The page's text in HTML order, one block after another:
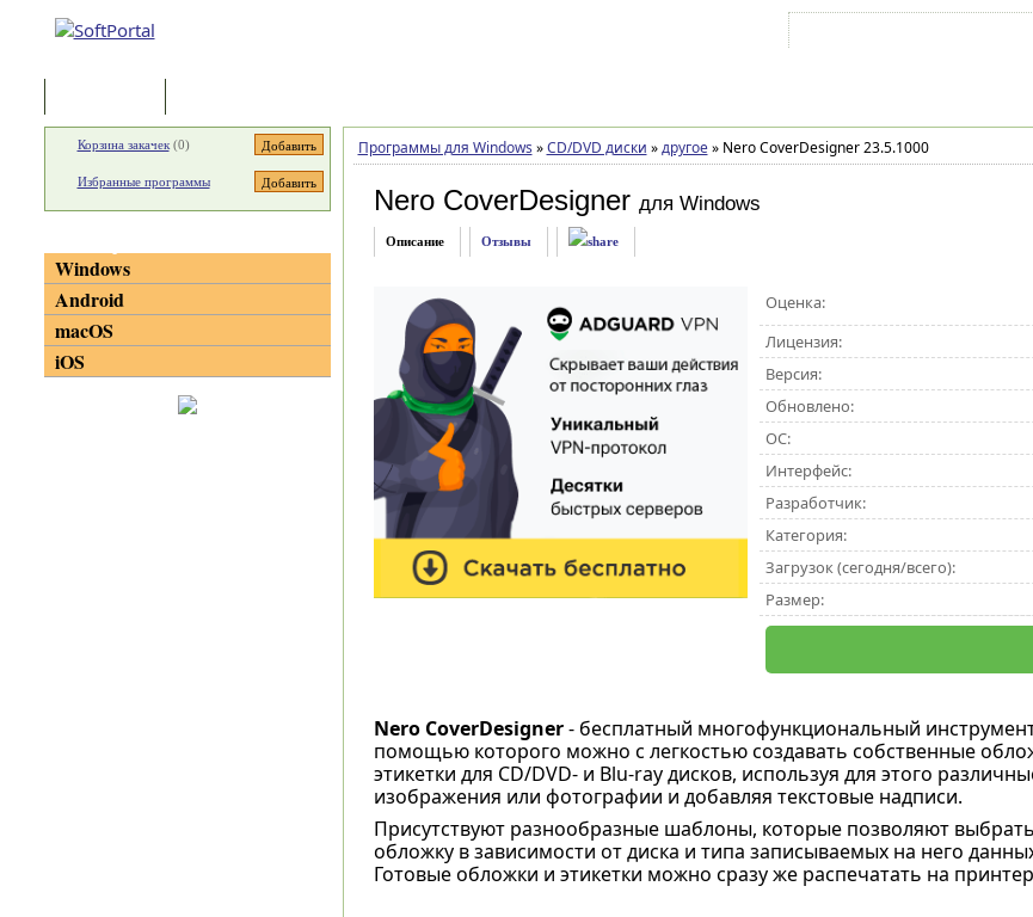
Программы для Windows » CD/DVD диски » другое »Nero CoverDesigner 23.5.1000
Nero CoverDesigner для Windows
Описание Отзывы
Оценка:
Лицензия:
Версия:
Обновлено:
ОС:
Интерфейс:
Разработчик:
Категория:
Загрузок (сегодня/всего):
Размер:
Nero CoverDesigner- бесплатный многофункциональный
помощью которого можно с легкостью создавать собственные
этикетки для CD/DVD- и Blu-ray дисков, используя для этого
изображения или фотографии и добавляя текстовые надписи.
Присутствуют разнообразные шаблоны, которые позволяют выбрать
обложку в зависимости от диска и типа записываемых на него
Готовые обложки и этикетки можно сразу же распечатать на
Корзина закачек(0)
Избранные программы
Windows
Android
macOS
iOS